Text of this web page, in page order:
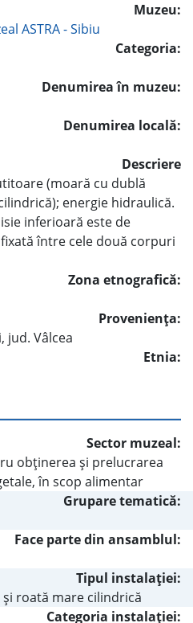
Muzeu:
ASTRA - Sibiu
Categoria:
Denumirea în muzeu:
Denumirea locală:
Descriere
(moară cu dublă
energie hidraulică.
inferioară este de
între cele două corpuri
Zona etnografică:
Provenienţa:
jud. Vâlcea
Etnia:
Sector muzeal:
obţinerea şi prelucrarea
în scop alimentar
Grupare tematică:
Face parte din ansamblul:
Tipul instalaţiei:
roată mare cilindrică
Categoria instalaţiei: